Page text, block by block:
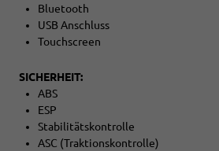
Bluetooth
USB Anschluss
Touchscreen
SICHERHEIT:
ABS
ESP
Stabilitätskontrolle
ASC (Traktionskontrolle)